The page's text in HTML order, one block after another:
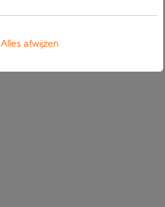
Alles afwijzen